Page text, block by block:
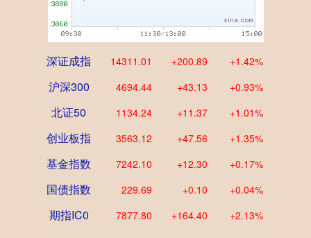
深证成指 14311.01 +200.89 +1.42%
沪深300 4694.44 +43.13 +0.93%
北证50 1134.24 +11.37 +1.01%
创业板指 3563.12 +47.56 +1.35%
基金指数 7242.10 +12.30 +0.17%
国债指数 229.69 +0.10 +0.04%
期指IC0 7877.80 +164.40 +2.13%